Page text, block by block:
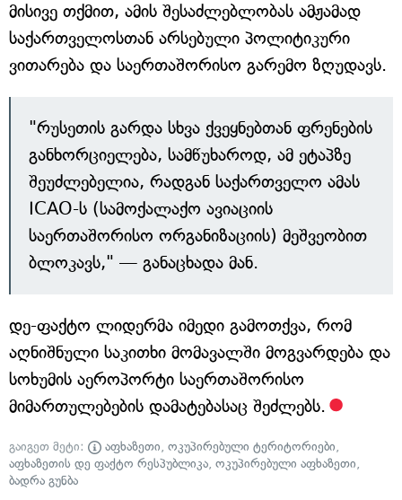
მისივე თქმით, ამის შესაძლებლობას ამჟამად
საქართველოსთან არსებული პოლიტიკური
ვითარება და საერთაშორისო გარემო ზღუდავს.
"რუსეთის გარდა სხვა ქვეყნებთან ფრენების
განხორციელება, სამწუხაროდ, ამ ეტაპზე
შეუძლებელია, რადგან საქართველო ამას
ICAO-ს (სამოქალაქო ავიაციის
საერთაშორისო ორგანიზაციის) მეშვეობით
ბლოკავს," — განაცხადა მან.
დე-ფაქტო ლიდერმა იმედი გამოთქვა, რომ
აღნიშნული საკითხი მომავალში მოგვარდება და
სოხუმის აეროპორტი საერთაშორისო
მიმართულებების დამატებასაც შეძლებს.
გაიგეთ მეტი: აფხაზეთი, ოკუპირებული ტერიტორიები,
აფხაზეთის დე ფაქტო რესპუბლიკა, ოკუპირებული აფხაზეთი,
ბადრა გუნბა